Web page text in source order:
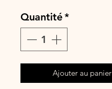
Quantité*
Ajouter au panier